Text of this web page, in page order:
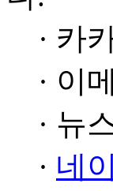
· 카
· 이
· 뉴
· 네